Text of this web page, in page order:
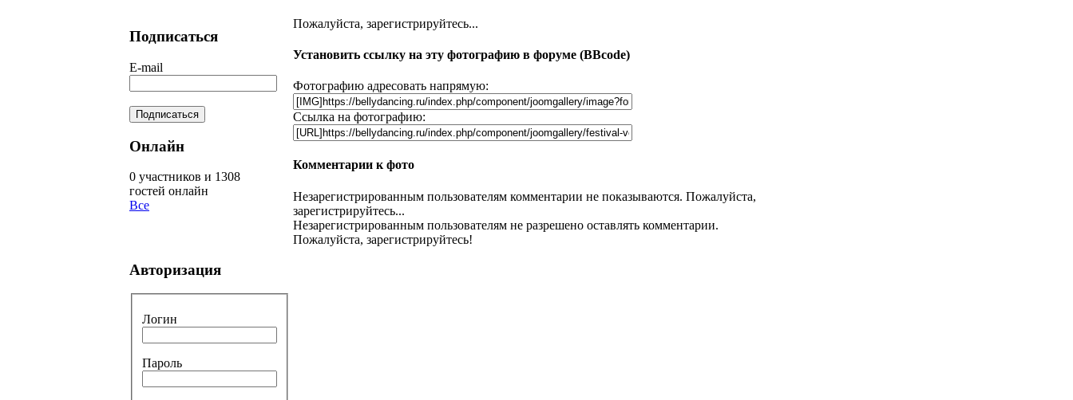
Пожалуйста, зарегистрируйтесь...
Установить ссылку на эту фотографию в форуме (BBcode)
Фотографию адресовать напрямую:
Ссылка на фотографию:
Комментарии к фото
Незарегистрированным пользователям комментарии не показываются. Пожалуйста,
зарегистрируйтесь...
Незарегистрированным пользователям не разрешено оставлять комментарии.
Пожалуйста, зарегистрируйтесь!
Подписаться
E-mail
Онлайн
0 участников и 1308
гостей онлайн
Все
Авторизация
Логин
Пароль